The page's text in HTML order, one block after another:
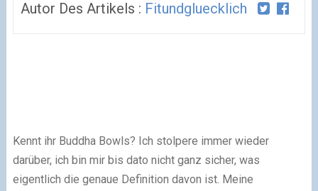
Autor Des Artikels : Fitundgluecklich
Kennt ihr Buddha Bowls? Ich stolpere immer wieder
darüber, ich bin mir bis dato nicht ganz sicher, was
eigentlich die genaue Definition davon ist. Meine